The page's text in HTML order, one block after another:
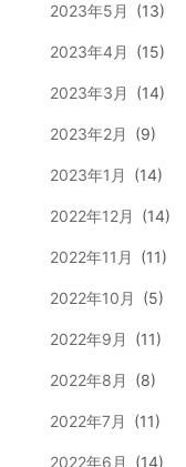
2023年5月 (13)
2023年4月 (15)
2023年3月 (14)
2023年2月 (9)
2023年1月 (14)
2022年12月 (14)
2022年11月 (11)
2022年10月 (5)
2022年9月 (11)
2022年8月 (8)
2022年7月 (11)
2022年6月 (14)